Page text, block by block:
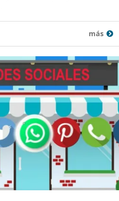
más